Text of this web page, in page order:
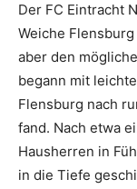
Der FC Eintracht
Weiche
aber den
begann mit
Flensburg nach
fand. Nach etwa
Hausherren in
in die Tiefe